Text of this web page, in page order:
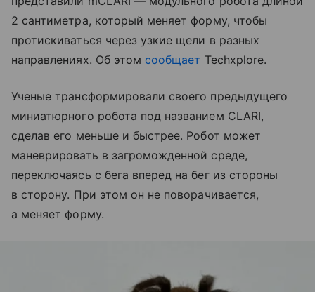
2 сантиметра, который меняет форму, чтобы
протискиваться через узкие щели в разных
направлениях. Об этом сообщает Techxplore.
Ученые трансформировали своего предыдущего
миниатюрного робота под названием CLARI,
сделав его меньше и быстрее. Робот может
маневрировать в загроможденной среде,
переключаясь с бега вперед на бег из стороны
в сторону. При этом он не поворачивается,
а меняет форму.